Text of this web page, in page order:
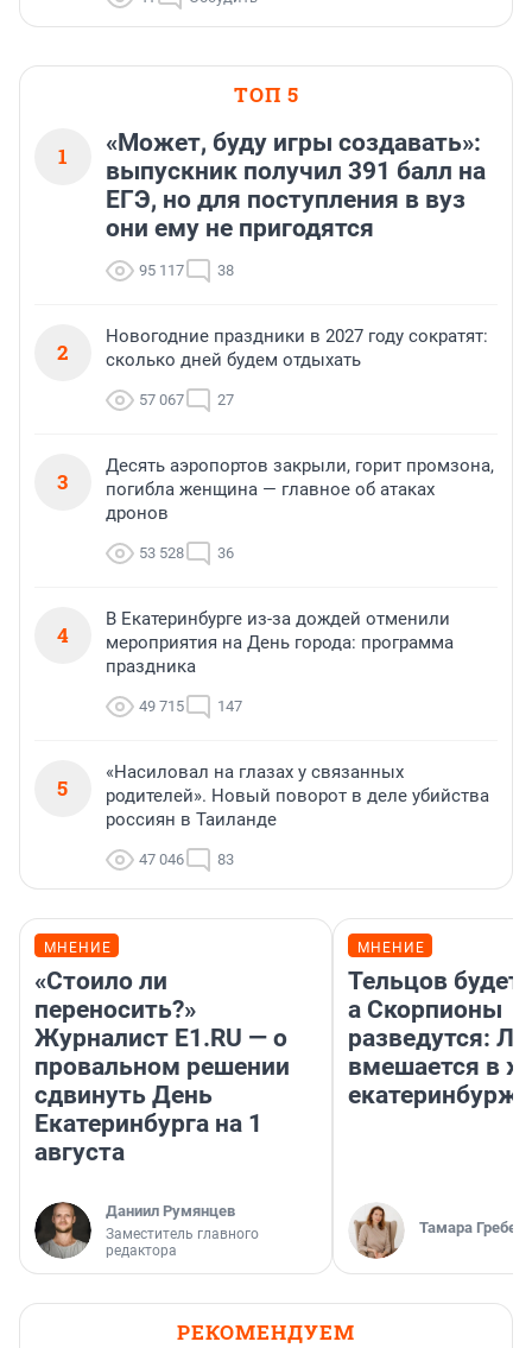
ТОП 5
1
«Может, буду игры создавать»:
выпускник получил 391 балл на
ЕГЭ, но для поступления в вуз
они ему не пригодятся
95 117 38
2
Новогодние праздники в 2027 году сократят:
сколько дней будем отдыхать
57 067 27
3
Десять аэропортов закрыли, горит промзона,
погибла женщина — главное об атаках
дронов
53 528 36
4
В Екатеринбурге из-за дождей отменили
мероприятия на День города: программа
праздника
49 715 147
5
«Насиловал на глазах у связанных
родителей». Новый поворот в деле убийства
россиян в Таиланде
47 046 83
МНЕНИЕ
«Стоило ли
переносить?»
Журналист E1.RU — о
провальном решении
сдвинуть День
Екатеринбурга на 1
августа
Даниил Румянцев
Заместитель главного
редактора
МНЕНИЕ
Тельцов будет
а Скорпионы
разведутся:
вмешается в
Тамара
РЕКОМЕНДУЕМ